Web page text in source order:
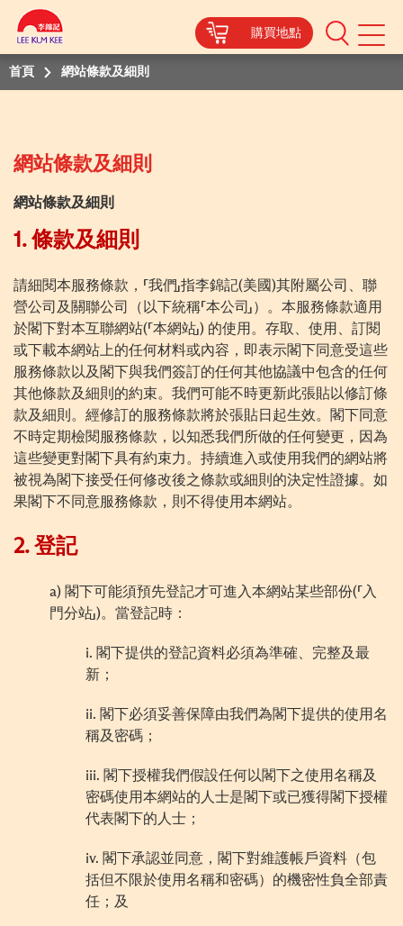
購買地點
Mobile
Menu
首頁
網站條款及細則
網站條款及細則
網站條款及細則
1. 條款及細則
請細閱本服務條款，「我們」指李錦記(美國 )其附屬公司、聯
營公司及關聯公司（以下統稱「本公司」）。本服務條款適用
於閣下對本互聯網站(「本網站」) 的使用。存取、使用、訂閱
或下載本網站上的任何材料或內容，即表示閣下同意受這些
服務條款以及閣下與我們簽訂的任何其他協議中包含的任何
其他條款及細則的約束。我們可能不時更新此張貼以修訂條
款及細則。經修訂的服務條款將於張貼日起生效。閣下同意
不時定期檢閱服務條款，以知悉我們所做的任何變更，因為
這些變更對閣下具有約束力。持續進入或使用我們的網站將
被視為閣下接受任何修改後之條款或細則的決定性證據。如
果閣下不同意服務條款，則不得使用本網站。
2. 登記
a) 閣下可能須預先登記才可進入本網站某些部份(「入
門分站」)。當登記時：
i. 閣下提供的登記資料必須為準確、完整及最
新；
ii. 閣下必須妥善保障由我們為閣下提供的使用名
稱及密碼；
iii. 閣下授權我們假設任何以閣下之使用名稱及
密碼使用本網站的人士是閣下或已獲得閣下授權
代表閣下的人士 ；
iv. 閣下承認並同意，閣下對維護帳戶資料 （包
括但不限於使用名稱和密碼）的機密性負全部責
任； 及